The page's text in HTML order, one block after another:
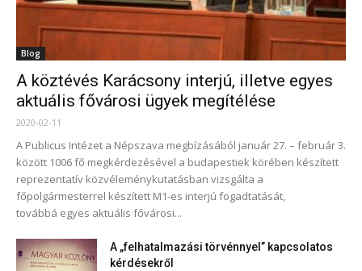
Blog
A köztévés Karácsony interjú, illetve egyes
aktuális fővárosi ügyek megítélése
2020-02-11
A Publicus Intézet a Népszava megbízásából január 27. – február 3.
között 1006 fő megkérdezésével a budapestiek körében készített
reprezentatív közvéleménykutatásban vizsgálta a
főpolgármesterrel készített M1-es interjú fogadtatását,
továbbá egyes aktuális fővárosi...
A „felhatalmazási törvénnyel” kapcsolatos
kérdésekről